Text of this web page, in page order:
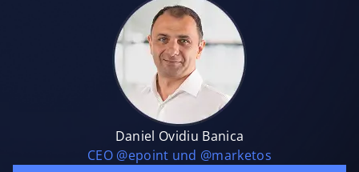
Daniel Ovidiu Banica
CEO @epoint und @marketos